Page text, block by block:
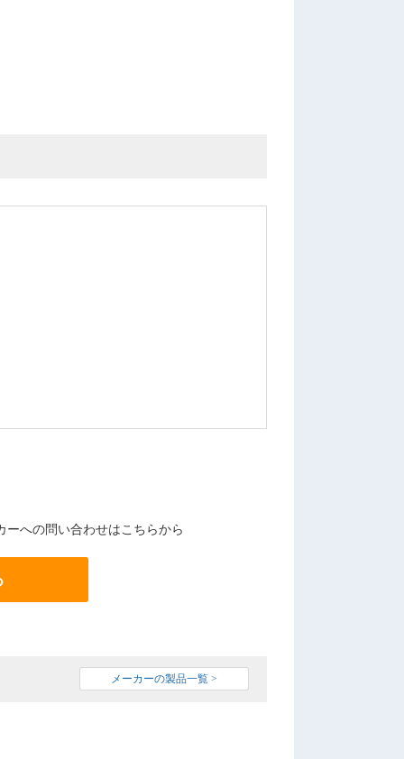
ーへの問い合わせはこちらから
メーカーの製品一覧 >